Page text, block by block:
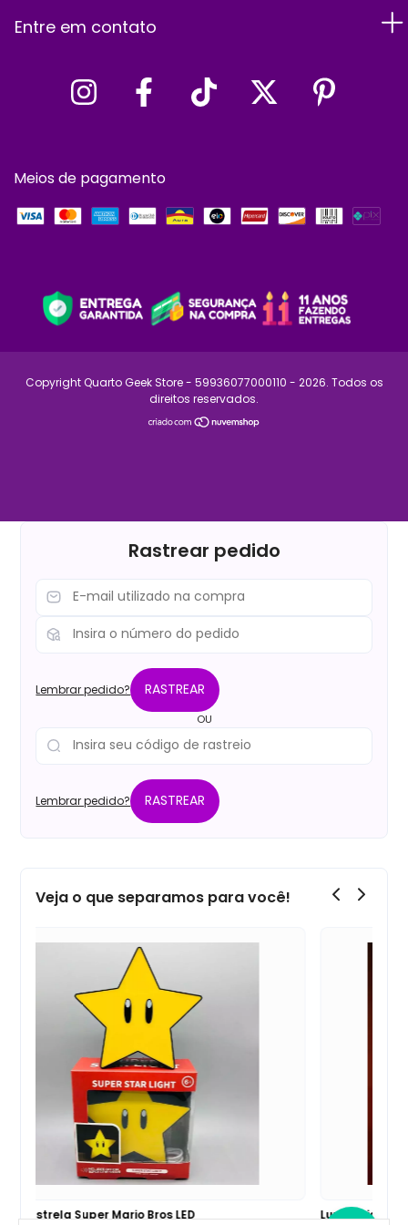
Entre em contato
Meios de pagamento
Copyright Quarto Geek Store - 59936077000110 - 2026. Todos os
direitos reservados.
Rastrear pedido
Lembrar pedido? RASTREAR
OU
Lembrar pedido? RASTREAR
Veja o que separamos para você!
Máscara Spider Sense Homem-Aranha Interativa c/